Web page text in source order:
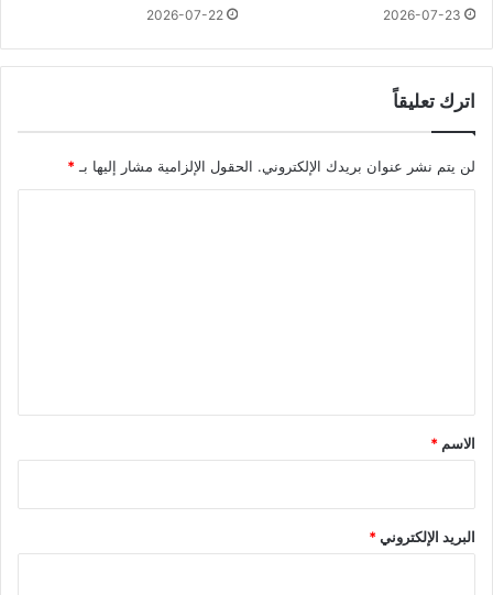
2026-07-23
2026-07-22
اترك تعليقاً
لن يتم نشر عنوان بريدك الإلكتروني. الحقول الإلزامية مشار إليها بـ*
*
الاسم *
البريد الإلكتروني*